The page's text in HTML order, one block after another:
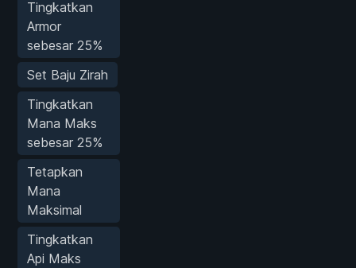
Tingkatkan
Armor
sebesar 25%
Set Baju Zirah
Tingkatkan
Mana Maks
sebesar 25%
Tetapkan
Mana
Maksimal
Tingkatkan
Api Maks